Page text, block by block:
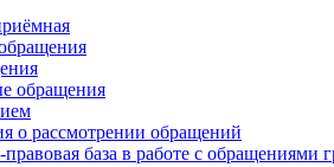
обращения
о рассмотрении обращений
база в работе с обращениями